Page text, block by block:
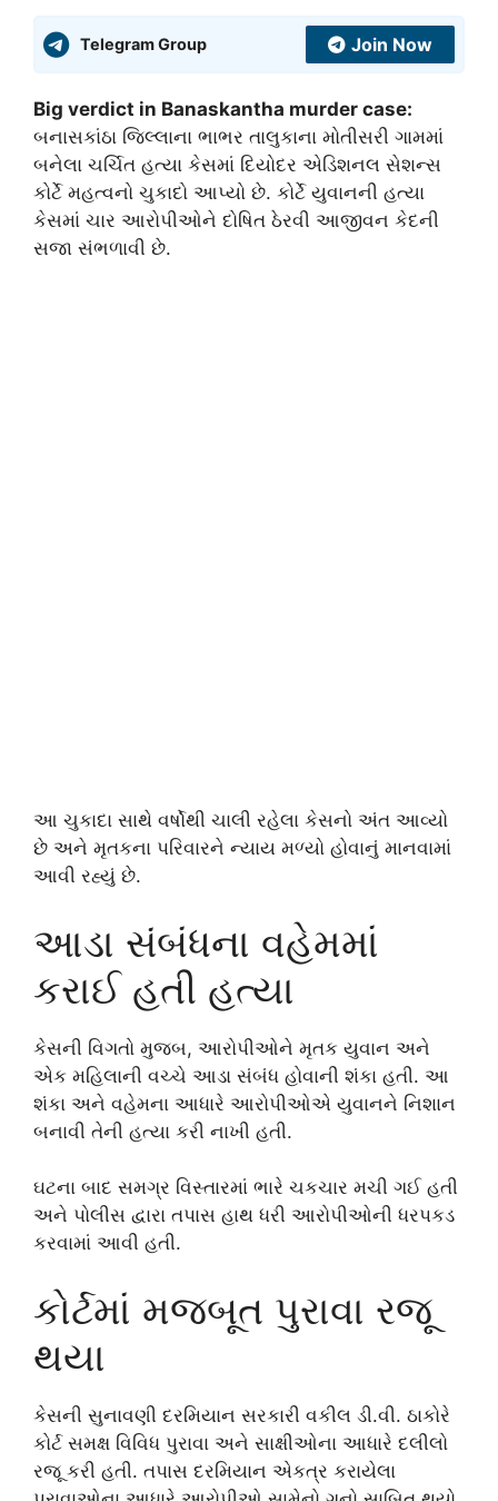
Telegram Group Join Now
Big verdict in Banaskantha murder case:
બનાસકાંઠા જિલ્લાના ભાભર તાલુકાના મોતીસરી ગામમાં
બનેલા ચર્ચિત હત્યા કેસમાં દિયોદર એડિશનલ સેશન્સ
કોર્ટે મહત્વનો ચુકાદો આપ્યો છે. કોર્ટે યુવાનની હત્યા
કેસમાં ચાર આરોપીઓને દોષિત ઠેરવી આજીવન કેદની
સજા સંભળાવી છે.
આ ચુકાદા સાથે વર્ષોથી ચાલી રહેલા કેસનો અંત આવ્યો
છે અને મૃતકના પરિવારને ન્યાય મળ્યો હોવાનું માનવામાં
આવી રહ્યું છે.
આડા સંબંધના વહેમમાં
કરાઈ હતી હત્યા
કેસની વિગતો મુજબ, આરોપીઓને મૃતક યુવાન અને
એક મહિલાની વચ્ચે આડા સંબંધ હોવાની શંકા હતી. આ
શંકા અને વહેમના આધારે આરોપીઓએ યુવાનને નિશાન
બનાવી તેની હત્યા કરી નાખી હતી.
ઘટના બાદ સમગ્ર વિસ્તારમાં ભારે ચકચાર મચી ગઈ હતી
અને પોલીસ દ્વારા તપાસ હાથ ધરી આરોપીઓની ધરપકડ
કરવામાં આવી હતી.
કોર્ટમાં મજબૂત પુરાવા રજૂ
થયા
કેસની સુનાવણી દરમિયાન સરકારી વકીલ ડી.વી. ઠાકોરે
કોર્ટ સમક્ષ વિવિધ પુરાવા અને સાક્ષીઓના આધારે દલીલો
રજૂ કરી હતી. તપાસ દરમિયાન એકત્ર કરાયેલા